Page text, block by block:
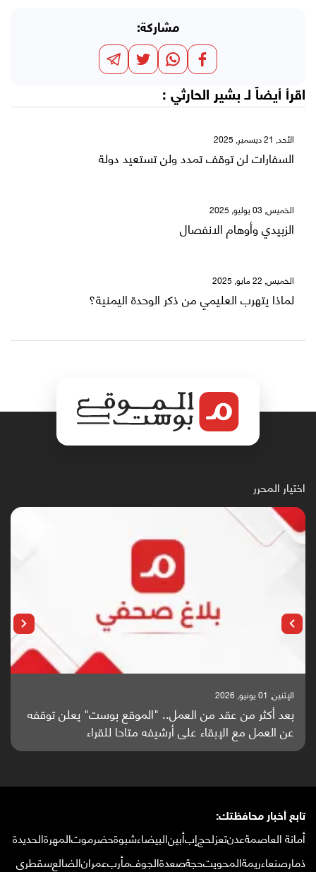
مشاركة:
اقرأ أيضاً لـ بشير الحارثي :
الأحد, 21 ديسمبر, 2025
السفارات لن توقف تمدد ولن تستعيد دولة
الخميس, 03 يوليو, 2025
‏الزبيدي وأوهام الانفصال
الخميس, 22 مايو, 2025
لماذا يتهرب العليمي من ذكر الوحدة اليمنية؟
اختيار المحرر
الإثنين, 01 يونيو, 2026
بعد أكثر من عقد من العمل.. "الموقع بوست" يعلن توقفه
عن العمل مع الإبقاء على أرشيفه متاحا للقراء
تابع أخبار محافظتك:
أمانة العاصمةعدنتعزلحجإبأبينالبيضاءشبوةحضرموتالمهرةالحديدة
ذمارصنعاءريمةالمحويتحجةصعدةالجوفمأربعمرانالضالعسقطرى